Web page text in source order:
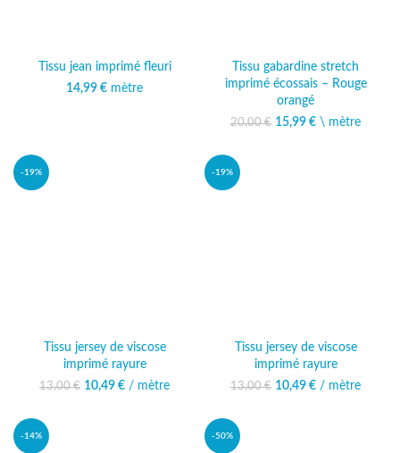
Tissu jean imprimé fleuri
14,99 € mètre
Tissu gabardine stretch
imprimé écossais – Rouge
orangé
20,00€
Le prix initial était :
15,99 €
Le prix
\ mètre
-19%
Tissu jersey de viscose
imprimé rayure
13,00€
Le prix initial était :
10,49 €
Le prix
/ mètre
-19%
Tissu jersey de viscose
imprimé rayure
13,00€
Le prix initial était :
10,49 €
Le prix
/ mètre
-14% -50%